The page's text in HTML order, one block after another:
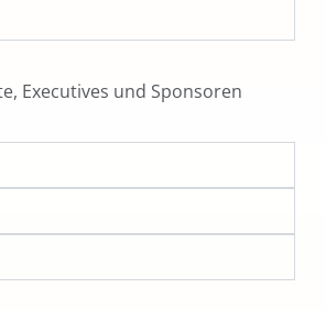
Executives und Sponsoren